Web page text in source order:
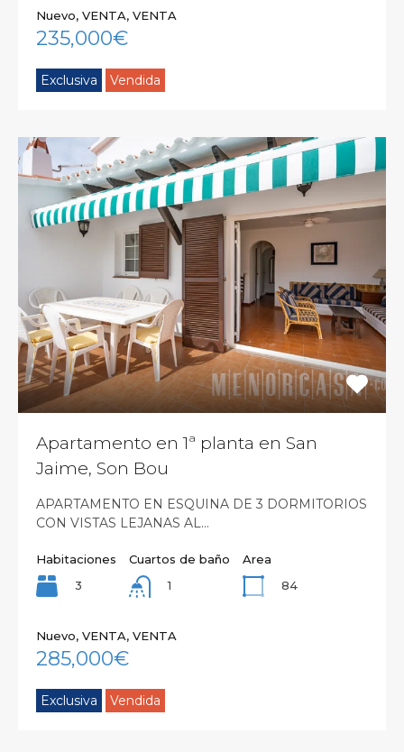
Nuevo, VENTA, VENTA
235,000€
Exclusiva Vendida
Apartamento en 1ª planta en San
Jaime, Son Bou
APARTAMENTO EN ESQUINA DE 3 DORMITORIOS
CON VISTAS LEJANAS AL…
Habitaciones
3
Cuartos de baño
1
Area
84
Nuevo, VENTA, VENTA
285,000€
Exclusiva Vendida